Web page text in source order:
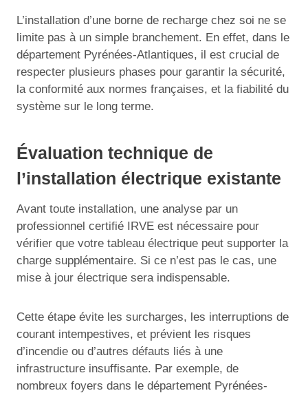
L’installation d’une borne de recharge chez soi ne se
limite pas à un simple branchement. En effet, dans le
département Pyrénées-Atlantiques, il est crucial de
respecter plusieurs phases pour garantir la sécurité,
la conformité aux normes françaises, et la fiabilité du
système sur le long terme.
Évaluation technique de
l’installation électrique existante
Avant toute installation, une analyse par un
professionnel certifié IRVE est nécessaire pour
vérifier que votre tableau électrique peut supporter la
charge supplémentaire. Si ce n’est pas le cas, une
mise à jour électrique sera indispensable.
Cette étape évite les surcharges, les interruptions de
courant intempestives, et prévient les risques
d’incendie ou d’autres défauts liés à une
infrastructure insuffisante. Par exemple, de
nombreux foyers dans le département Pyrénées-